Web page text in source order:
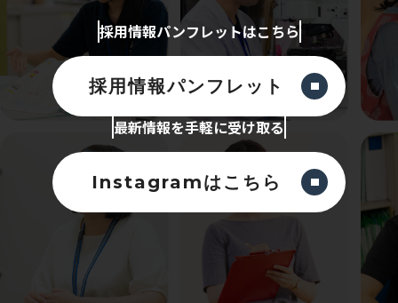
採用情報パンフレットはこちら
採用情報パンフレット
最新情報を手軽に受け取る
Instagramはこちら